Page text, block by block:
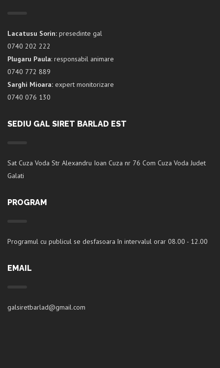
Lacatusu Sorin: presedinte gal
0740 202 222
Plugaru Paula: responsabil animare
0740 772 889
Sarghi Mioara: expert monitorizare
0740 076 130
SEDIU GAL SIRET BARLAD EST
Sat Cuza Voda Str Alexandru Ioan Cuza nr 76 Com Cuza Voda Judet
Galati
PROGRAM
Programul cu publicul se desfasoara în intervalul orar 08.00 - 12.00
EMAIL
galsiretbarlad@gmail.com